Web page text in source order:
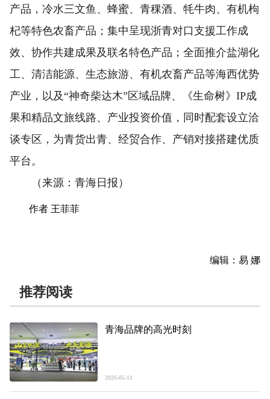
产品，冷水三文鱼、蜂蜜、青稞酒、牦牛肉、有机枸
杞等特色农畜产品；集中呈现浙青对口支援工作成
效、协作共建成果及联名特色产品；全面推介盐湖化
工、清洁能源、生态旅游、有机农畜产品等海西优势
产业，以及“神奇柴达木”区域品牌、《生命树》IP成
果和精品文旅线路、产业投资价值，同时配套设立洽
谈专区，为青货出青、经贸合作、产销对接搭建优质
平台。
（来源：青海日报）
作者 王菲菲
编辑：易 娜
推荐阅读
青海品牌的高光时刻
2026-05-11